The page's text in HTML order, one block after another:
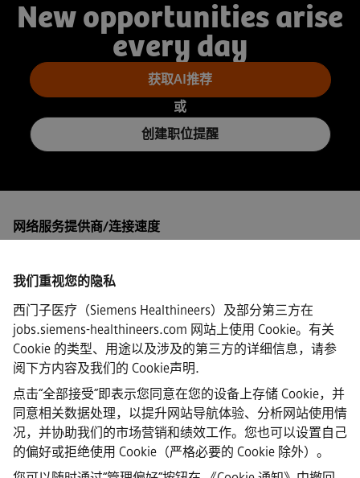
我们重视您的隐私
西门子医疗（Siemens Healthineers）及部分第三方在
jobs.siemens-healthineers.com 网站上使用 Cookie。有关
Cookie 的类型、用途以及涉及的第三方的详细信息，请参
阅下方内容及我们的 Cookie声明.
点击“全部接受”即表示您同意在您的设备上存储 Cookie，并
同意相关数据处理，以提升网站导航体验、分析网站使用情
况，并协助我们的市场营销和绩效工作。您也可以设置自己
的偏好或拒绝使用 Cookie（严格必要的 Cookie 除外）。
New opportunities arise
every day
获取AI推荐
或
创建职位提醒
网络服务提供商/连接速度
Siemens Healthineers AG © 2026
常见问题
·
企业信息
·
隐私声明
·
Cookie声明链接
·